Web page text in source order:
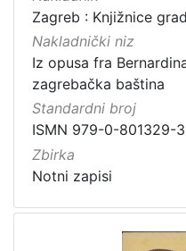
Zagreb : Knjižnice
Nakladnički niz
Iz opusa fra
zagrebačka baština
Standardni broj
ISMN 979-0-801329-
Zbirka
Notni zapisi